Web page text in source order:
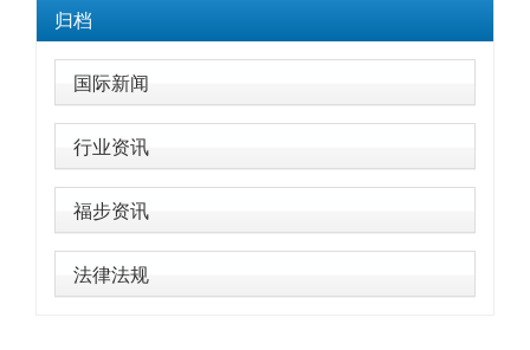
归档
国际新闻
行业资讯
福步资讯
法律法规